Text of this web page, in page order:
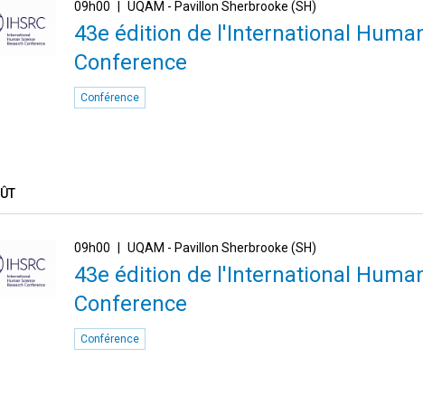
09h00 UQAM - Pavillon Sherbrooke (SH)
43e édition de l'International
Conference
Conférence
09h00 UQAM - Pavillon Sherbrooke (SH)
43e édition de l'International
Conference
Conférence